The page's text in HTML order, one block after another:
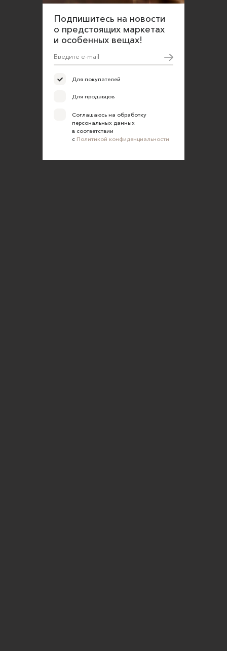
Подпишитесь на новости
о предстоящих маркетах
и особенных вещах!
Для покупателей
Для продавцов
Соглашаюсь на обработку
персональных данных
в соответствии
с Политикой конфиденциальности